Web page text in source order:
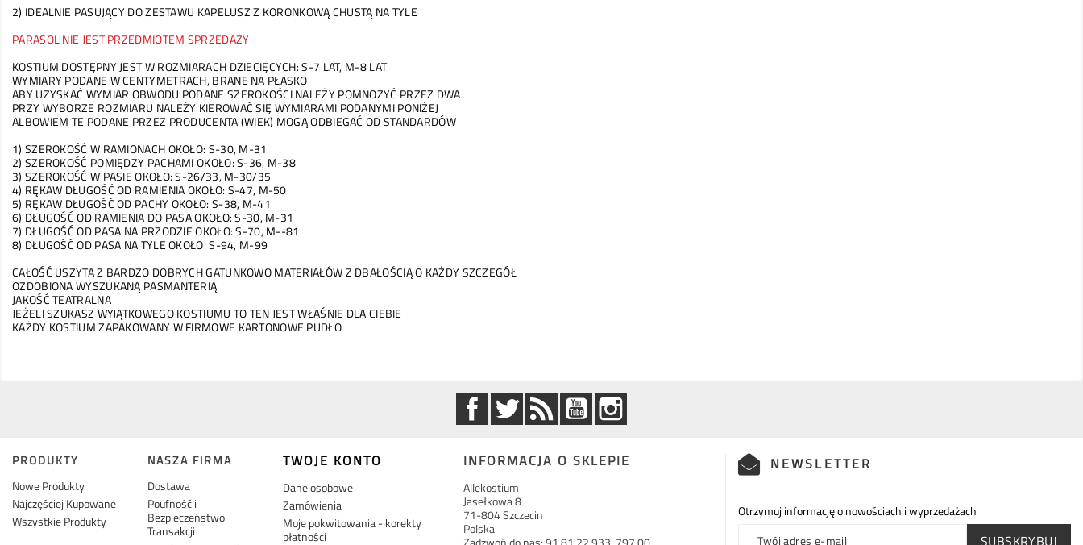
2) IDEALNIE PASUJĄCY DO ZESTAWU KAPELUSZ Z KORONKOWĄ CHUSTĄ NA TYLE
PARASOL NIE JEST PRZEDMIOTEM SPRZEDAŻY
KOSTIUM DOSTĘPNY JEST W ROZMIARACH DZIECIĘCYCH: S-7 LAT, M-8 LAT
WYMIARY PODANE W CENTYMETRACH, BRANE NA PŁASKO
ABY UZYSKAĆ WYMIAR OBWODU PODANE SZEROKOŚCI NALEŻY POMNOŻYĆ PRZEZ DWA
PRZY WYBORZE ROZMIARU NALEŻY KIEROWAĆ SIĘ WYMIARAMI PODANYMI PONIŻEJ
ALBOWIEM TE PODANE PRZEZ PRODUCENTA (WIEK) MOGĄ ODBIEGAĆ OD STANDARDÓW
1) SZEROKOŚĆ W RAMIONACH OKOŁO: S-30, M-31
2) SZEROKOŚĆ POMIĘDZY PACHAMI OKOŁO: S-36, M-38
3) SZEROKOŚĆ W PASIE OKOŁO: S-26/33, M-30/35
4) RĘKAW DŁUGOŚĆ OD RAMIENIA OKOŁO: S-47, M-50
5) RĘKAW DŁUGOŚĆ OD PACHY OKOŁO: S-38, M-41
6) DŁUGOŚĆ OD RAMIENIA DO PASA OKOŁO: S-30, M-31
7) DŁUGOŚĆ OD PASA NA PRZODZIE OKOŁO: S-70, M--81
8) DŁUGOŚĆ OD PASA NA TYLE OKOŁO: S-94, M-99
CAŁOŚĆ USZYTA Z BARDZO DOBRYCH GATUNKOWO MATERIAŁÓW Z DBAŁOŚCIĄ O KAŻDY SZCZEGÓŁ
OZDOBIONA WYSZUKANĄ PASMANTERIĄ
JAKOŚĆ TEATRALNA
JEŻELI SZUKASZ WYJĄTKOWEGO KOSTIUMU TO TEN JEST WŁAŚNIE DLA CIEBIE
KAŻDY KOSTIUM ZAPAKOWANY W FIRMOWE KARTONOWE PUDŁO
FacebookTwitter Rss YouTube
PRODUKTY
Nowe Produkty
Najczęściej Kupowane
Wszystkie Produkty
NASZA FIRMA
Dostawa
Poufność i
Bezpieczeństwo
Transakcji
TWOJE KONTO
Dane osobowe
Zamówienia
Moje pokwitowania - korekty
płatności
INFORMACJA O SKLEPIE
Allekostium
Jasełkowa 8
71-804 Szczecin
Polska
NEWSLETTER
Otrzymuj informację o nowościach i wyprzedażach